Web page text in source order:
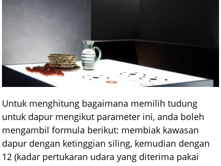
Untuk menghitung bagaimana memilih tudung
untuk dapur mengikut parameter ini, anda boleh
mengambil formula berikut: membiak kawasan
dapur dengan ketinggian siling, kemudian dengan
12 (kadar pertukaran udara yang diterima pakai